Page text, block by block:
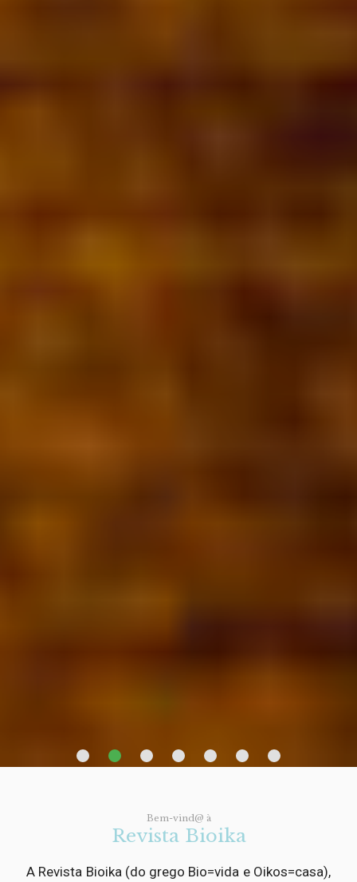
Bem-vind@ à
Revista Bioika
A Revista Bioika (do grego Bio=vida e Oikos=casa),